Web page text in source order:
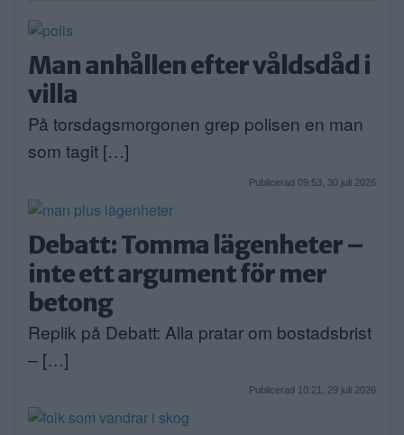
Man anhållen efter våldsdåd i
villa
På torsdagsmorgonen grep polisen en man
som tagit […]
Publicerad 09:53, 30 juli 2026
Debatt: Tomma lägenheter –
inte ett argument för mer
betong
Replik på Debatt: Alla pratar om bostadsbrist
– […]
Publicerad 10:21, 29 juli 2026